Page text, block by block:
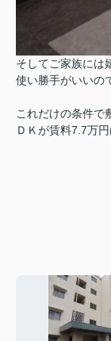
そしてご家族には
使い勝手がいいの
これだけの条件で
ＤＫが賃料7.7万